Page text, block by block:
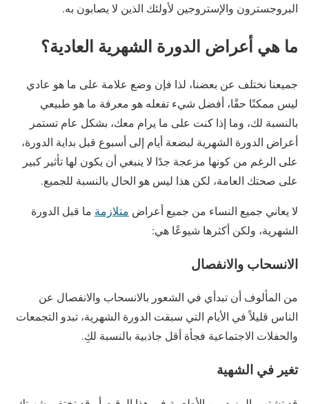
البروجسترون والإستروجين لأولئك الذين لا يصابون به.
ما هي أعراض الدورة الشهرية العادية؟
جميعنا نختلف عن بعضنا، لذا فإن وضع علامة على ما هو عادي
ليس ممكنًا حقًا، أفضل شيء تفعله هو معرفة ما هو طبيعي
بالنسبة لك، وما إذا كنت على ما يرام معك، بشكل عام تستمر
أعراض الدورة الشهرية لبضعة أيام إلى أسبوع قبل بداية الدورة،
على الرغم من كونها مزعجة جدًا لا ينبغي أن يكون لها تأثير كبير
على صحتك العامة، لكن هذا ليس هو الحال بالنسبة للجميع.
لا يعاني جميع النساء من جميع أعراض متلازمة ما قبل الدورة
الشهرية، ولكن أكثرها شيوعًا هي:
الانسحاب والانفصال
من المألوف أن تبدأي في الشعور بالانسحاب والانفصال عن
الناس قليلاً في الأيام التي سبقت الدورة الشهرية، تبدو التجمعات
والحفلات الاجتماعية فجأة أقل جاذبية بالنسبة لكِ.
تغير في الشهية